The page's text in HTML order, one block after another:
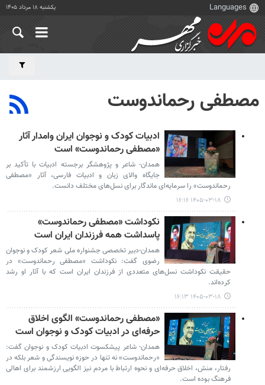
یکشنبه ۱۸ مرداد ۱۴۰۵
مصطفی رحماندوست
ادبیات کودک و نوجوان ایران وامدار آثار
«مصطفی رحماندوست» است
همدان- شاعر و پژوهشگر برجسته ادبیات با تأکید بر
جایگاه والای زبان و ادبیات فارسی، آثار «مصطفی
رحماندوست» را سرمایه‌ای ماندگار برای نسل‌های مختلف دانست.
۱۴۰۵-۰۳-۱۸ ۱۶:۱۶
نکوداشت «مصطفی رحماندوست»
پاسداشت همه فرزندان ایران است
همدان-دبیر تخصصی جشنواره ملی شعر کودک و نوجوان
رضوی گفت: نکوداشت «مصطفی رحماندوست» در
حقیقت نکوداشت نسل‌های متعددی از فرزندان ایران است که با آثار او رشد
کرده‌اند.
۱۴۰۵-۰۳-۱۸ ۱۶:۱۳
«مصطفی رحماندوست» الگوی اخلاق
حرفه‌ای در ادبیات کودک و نوجوان است
همدان- شاعر پیشکسوت ادبیات کودک و نوجوان گفت:
«رحماندوست» نه تنها در حوزه نویسندگی و شعر بلکه در
رفتار، منش، اخلاق حرفه‌ای و نحوه ارتباط با مردم نیز الگویی ارزشمند برای اهالی
فرهنگ بوده است.